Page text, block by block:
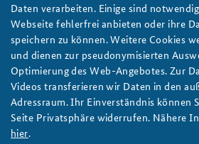
Directions
Further Events
Foto: Wieninger/Meincke
Religion gemeinsam erleben:
Projekt House of One
Die Teilnehmenden des Kernseminars
frischen Luft einen persönlichen
des Projektes und informierten sich vor
weiter
Daten verarbeiten. Einige sind
Webseite fehlerfrei anbieten oder ihre
speichern zu können. Weitere Cookies
und dienen zur pseudonymisierten
Optimierung des Web-Angebotes. Zur
Videos transferieren wir Daten in den
Adressraum. Ihr Einverständnis können
Seite Privatsphäre widerrufen. Nähere
hier.